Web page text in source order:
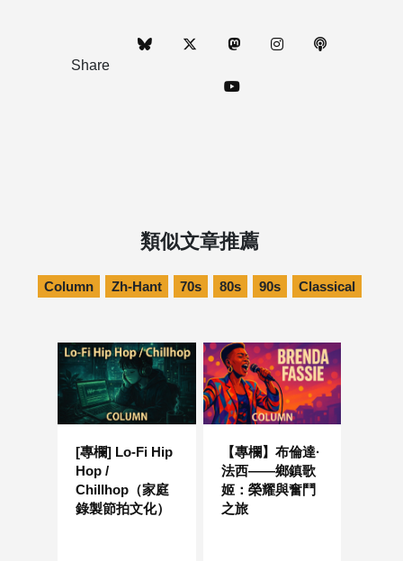
Share
類似文章推薦
Column Zh-Hant 70s 80s 90s Classical
[專欄] Lo-Fi Hip
Hop /
Chillhop（家庭
錄製節拍文化）
【專欄】布倫達·
法西——鄉鎮歌
姬：榮耀與奮鬥
之旅